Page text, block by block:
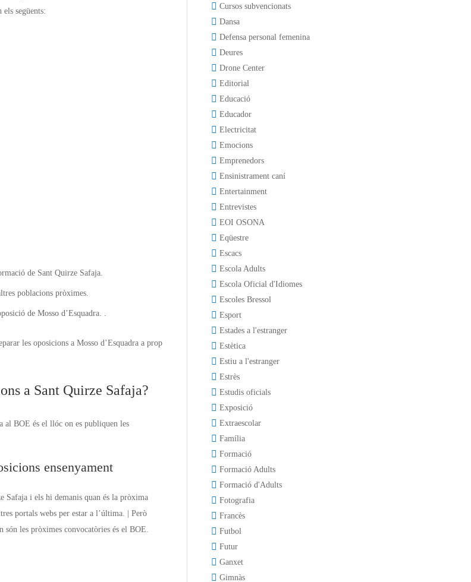
següents:
de Sant Quirze Safaja.
poblacions pròximes.
de Mosso d’Esquadra. .
les oposicions a Mosso d’Esquadra a prop
a Sant Quirze Safaja?
al BOE és el llóc on es publiquen les
ensenyament
Safaja i els hi demanis quan és la pròxima
portals webs per estar a l’última. | Però
les pròximes convocatòries és el BOE.
Cursos subvencionats
Dansa
Defensa personal femenina
Deures
Drone Center
Editorial
Educació
Educador
Electricitat
Emocions
Emprenedors
Ensinistrament caní
Entertainment
Entrevistes
EOI OSONA
Eqüestre
Escacs
Escola Adults
Escola Oficial d'Idiomes
Escoles Bressol
Esport
Estades a l'estranger
Estètica
Estiu a l'estranger
Estrès
Estudis oficials
Exposició
Extraescolar
Família
Formació
Formació Adults
Formació d'Adults
Fotografia
Francès
Futbol
Futur
Ganxet
Gimnàs